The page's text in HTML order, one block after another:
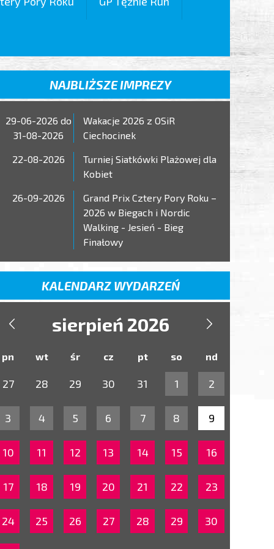
NAJBLIŻSZE IMPREZY
29-06-2026 do
31-08-2026
Wakacje 2026 z OSiR
Ciechocinek
22-08-2026
Turniej Siatkówki Plażowej dla
Kobiet
26-09-2026
Grand Prix Cztery Pory Roku –
2026 w Biegach i Nordic
Walking - Jesień - Bieg
Finałowy
KALENDARZ WYDARZEŃ
 sierpień 2026 
pn wt śr cz pt so nd
27 28 29 30 31 1 2
3 4 5 6 7 8 9
10 11 12 13 14 15 16
17 18 19 20 21 22 23
24 25 26 27 28 29 30